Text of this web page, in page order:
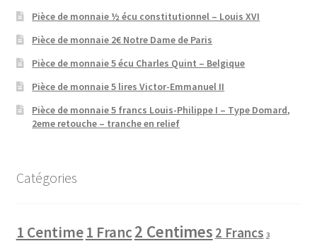
Pièce de monnaie ½ écu constitutionnel – Louis XVI
Pièce de monnaie 2€ Notre Dame de Paris
Pièce de monnaie 5 écu Charles Quint – Belgique
Pièce de monnaie 5 lires Victor-Emmanuel II
Pièce de monnaie 5 francs Louis-Philippe I – Type Domard,
2eme retouche – tranche en relief
Catégories
1 Centime1 Franc2 Centimes 2 Francs 3